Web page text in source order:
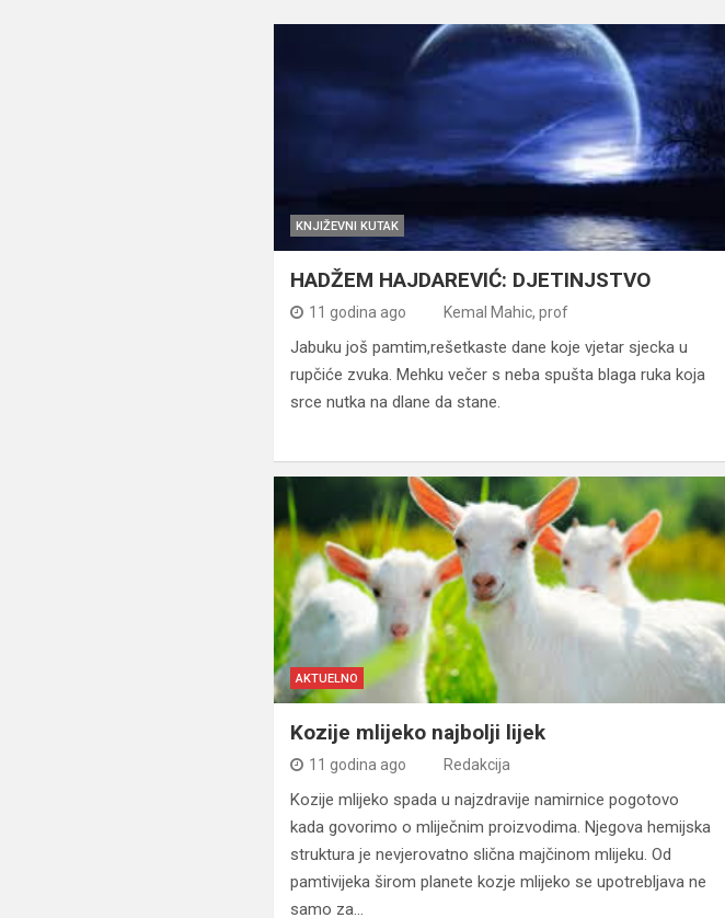
KNJIŽEVNI KUTAK
HADŽEM HAJDAREVIĆ: DJETINJSTVO
11 godina ago Kemal Mahic, prof
Jabuku još pamtim,rešetkaste dane koje vjetar sjecka u
rupčiće zvuka. Mehku večer s neba spušta blaga ruka koja
srce nutka na dlane da stane.
AKTUELNO
Kozije mlijeko najbolji lijek
11 godina ago Redakcija
Kozije mlijeko spada u najzdravije namirnice pogotovo
kada govorimo o mliječnim proizvodima. Njegova hemijska
struktura je nevjerovatno slična majčinom mlijeku. Od
pamtivijeka širom planete kozje mlijeko se upotrebljava ne
samo za…